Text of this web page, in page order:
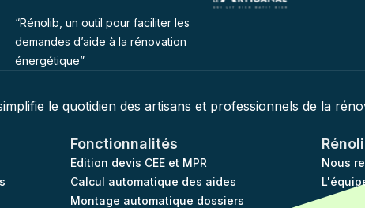
“Rénolib, un outil pour faciliter les
demandes d’aide à la rénovation
énergétique”
le quotidien des artisans et professionnels de la
Fonctionnalités
Edition devis CEE et MPR
Calcul automatique des aides
Montage automatique dossiers
Nous